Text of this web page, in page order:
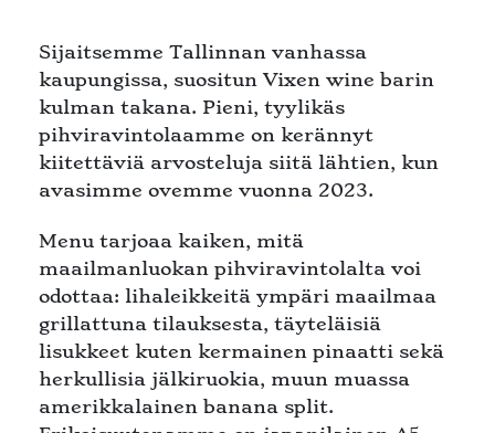
Sijaitsemme Tallinnan vanhassa
kaupungissa, suositun Vixen wine barin
kulman takana. Pieni, tyylikäs
pihviravintolaamme on kerännyt
kiitettäviä arvosteluja siitä lähtien, kun
avasimme ovemme vuonna 2023.
Menu tarjoaa kaiken, mitä
maailmanluokan pihviravintolalta voi
odottaa: lihaleikkeitä ympäri maailmaa
grillattuna tilauksesta, täyteläisiä
lisukkeet kuten kermainen pinaatti sekä
herkullisia jälkiruokia, muun muassa
amerikkalainen banana split.